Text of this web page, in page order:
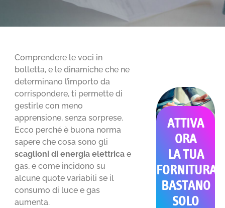
Comprendere le voci in
bolletta, e le dinamiche che ne
determinano l’importo da
corrispondere, ti permette di
gestirle con meno
apprensione, senza sorprese.
Ecco perché è buona norma
sapere che cosa sono gli
scaglioni di energia elettrica e
gas, e come incidono su
alcune quote variabili se il
consumo di luce e gas
aumenta.
ATTIVA
ORA
LA TUA
FORNITURA
BASTANO
SOLO